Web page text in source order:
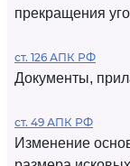
прекращения
ст. 126 АПК РФ
Документы,
ст. 49 АПК РФ
Изменение